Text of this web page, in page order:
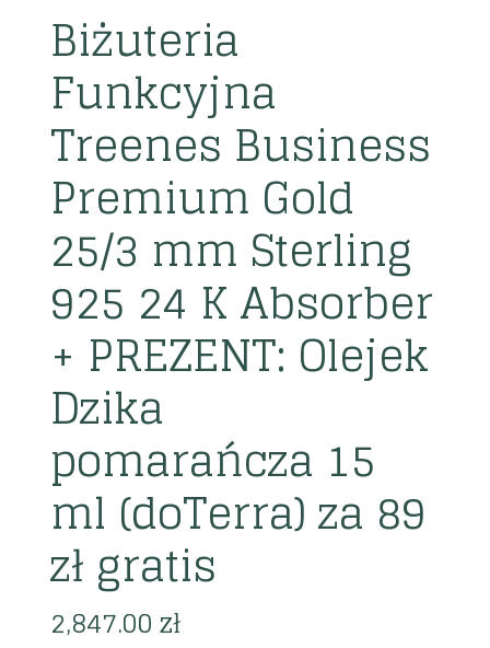
Biżuteria
Funkcyjna
Treenes Business
Premium Gold
25/3 mm Sterling
925 24 K Absorber
+ PREZENT: Olejek
Dzika
pomarańcza 15
ml (doTerra) za 89
zł gratis
2,847.00zł